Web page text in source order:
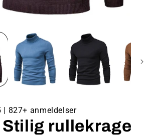
| 827+ anmeldelser
Stilig rullekrage